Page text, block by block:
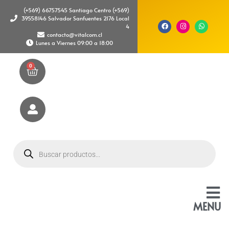
(+569) 66757545 Santiago Centro (+569)
39558146 Salvador Sanfuentes 2176 Local
4
contacto@vitalcom.cl
Lunes a Viernes 09:00 a 18:00
MENU
0